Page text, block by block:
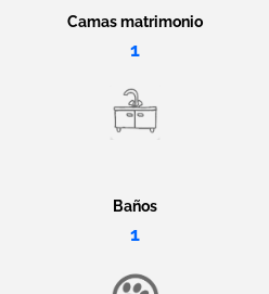
Camas matrimonio
1
Baños
1